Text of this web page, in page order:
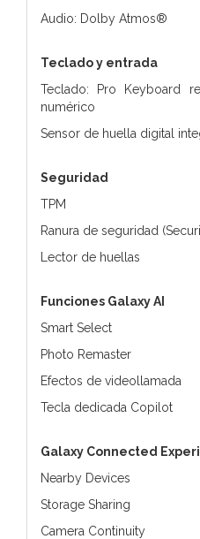
Audio: Dolby Atmos®
Teclado y entrada
Teclado: Pro Keyboard
numérico
Sensor de huella digital
Seguridad
TPM
Ranura de seguridad
Lector de huellas
Funciones Galaxy AI
Smart Select
Photo Remaster
Efectos de videollamada
Tecla dedicada Copilot
Galaxy Connected
Nearby Devices
Storage Sharing
Camera Continuity